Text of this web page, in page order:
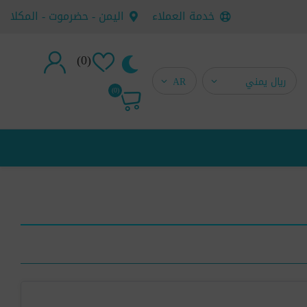
خدمة العملاء اليمن - حضرموت - المكلا
(0)
تسجيل جديد(0)